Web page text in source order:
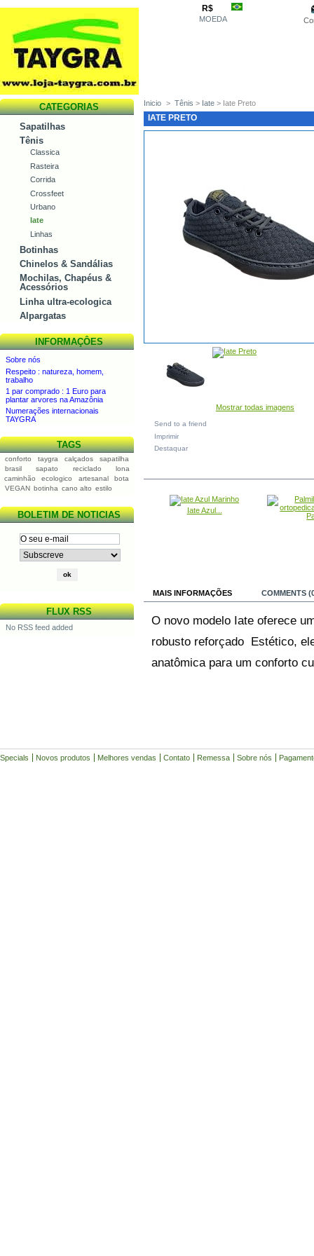
R$
MOEDA
CATEGORIAS
Sapatilhas
Tênis
Classica
Rasteira
Corrida
Crossfeet
Urbano
Iate
Linhas
Botinhas
Chinelos & Sandálias
Mochilas, Chapéus &
Acessórios
Linha ultra-ecologica
Alpargatas
INFORMAÇÔES
Sobre nós
Respeito : natureza, homem,
trabalho
1 par comprado : 1 Euro para
plantar arvores na Amazônia
Numerações internacionais
TAYGRA
TAGS
conforto taygra calçados
sapatilha
brasil
sapato reciclado
lona
caminhão
ecologico artesanal
bota
VEGAN
botinha cano alto estilo
BOLETIM DE NOTICIAS
FLUX RSS
No RSS feed added
Inicio > Tênis > Iate > Iate Preto
IATE PRETO
Mostrar todas imagens
Send to a friend
Imprimir
Destaquar
Iate Azul...
MAIS INFORMAÇÕES COMMENTS
O novo modelo Iate oferece
robusto reforçado  Estético,
anatômica para um conforto
Specials Novos produtos Melhores vendas Contato Remessa Sobre nós